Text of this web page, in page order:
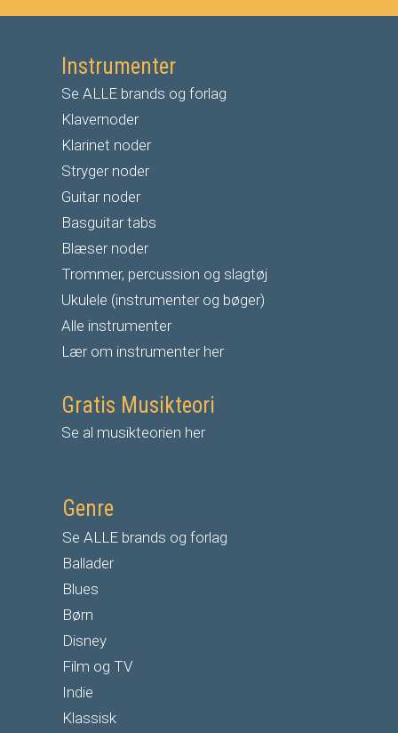
Instrumenter
Se ALLE brands og forlag
Klavernoder
Klarinet noder
Stryger noder
Guitar noder
Basguitar tabs
Blæser noder
Trommer, percussion og slagtøj
Ukulele (instrumenter og bøger)
Alle instrumenter
Lær om instrumenter her
Gratis Musikteori
Se al musikteorien her
Genre
Se ALLE brands og forlag
Ballader
Blues
Børn
Disney
Film og TV
Indie
Klassisk